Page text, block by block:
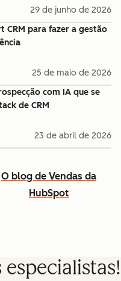
29 de junho de 2026
CRM para fazer a gestão
25 de maio de 2026
com IA que se
de CRM
23 de abril de 2026
O blog de Vendas da
HubSpot